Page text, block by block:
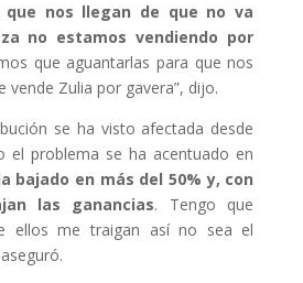
que nos llegan de que no va
no estamos vendiendo por
que aguantarlas para que nos
vende Zulia por gavera”, dijo.
se ha visto afectada desde
el problema se ha acentuado en
bajado en más del 50% y, con
las ganancias. Tengo que
ellos me traigan así no sea el